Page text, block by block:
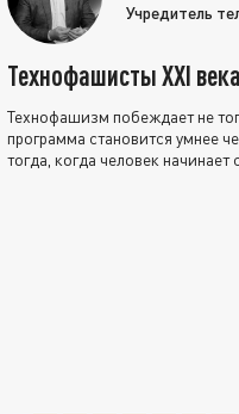
Учредитель
Технофашисты XXI века
Технофашизм побеждает не
программа становится умнее
тогда, когда человек начинает